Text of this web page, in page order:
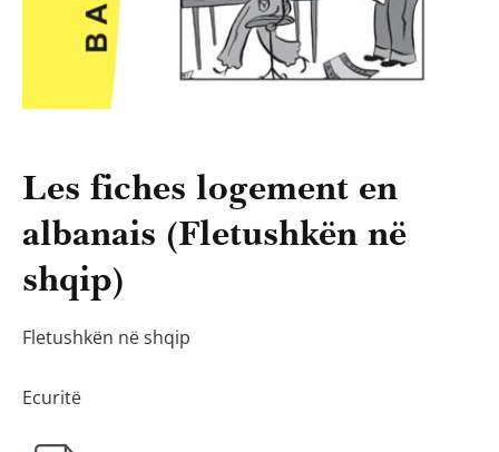
Les fiches logement en
albanais (Fletushkën në
shqip)
Fletushkën në shqip
Ecuritë